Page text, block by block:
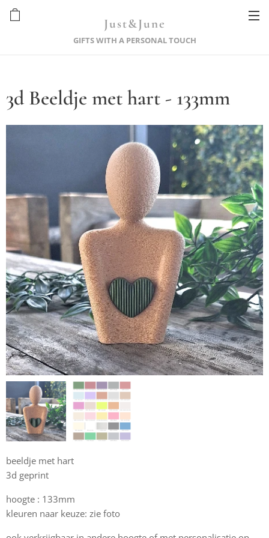
Just&June
GIFTS WITH A PERSONAL TOUCH
3d Beeldje met hart - 133mm
beeldje met hart
3d geprint
hoogte : 133mm
kleuren naar keuze: zie foto